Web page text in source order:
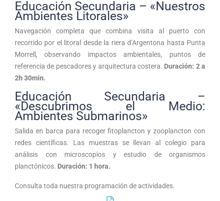
Educación Secundaria – «Nuestros
Ambientes Litorales»
Navegación completa que combina visita al puerto con
recorrido por el litoral desde la riera d’Argentona hasta Punta
Morrell, observando impactos ambientales, puntos de
referencia de pescadores y arquitectura costera. Duración: 2 a
2h 30min.
Educación Secundaria –
«Descubrimos el Medio:
Ambientes Submarinos»
Salida en barca para recoger fitoplancton y zooplancton con
redes científicas. Las muestras se llevan al colegio para
análisis con microscopios y estudio de organismos
planctónicos. Duración: 1 hora.
Consulta toda nuestra programación de actividades.